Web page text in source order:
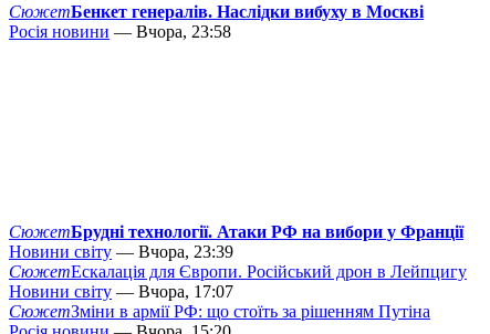
СюжетБенкет генералів. Наслідки вибуху в Москві
Росія новини — Вчора, 23:58
СюжетБрудні технології. Атаки РФ на вибори у Франції
Новини світу — Вчора, 23:39
СюжетЕскалація для Європи. Російський дрон в Лейпцигу
Новини світу — Вчора, 17:07
СюжетЗміни в армії РФ: що стоїть за рішенням Путіна